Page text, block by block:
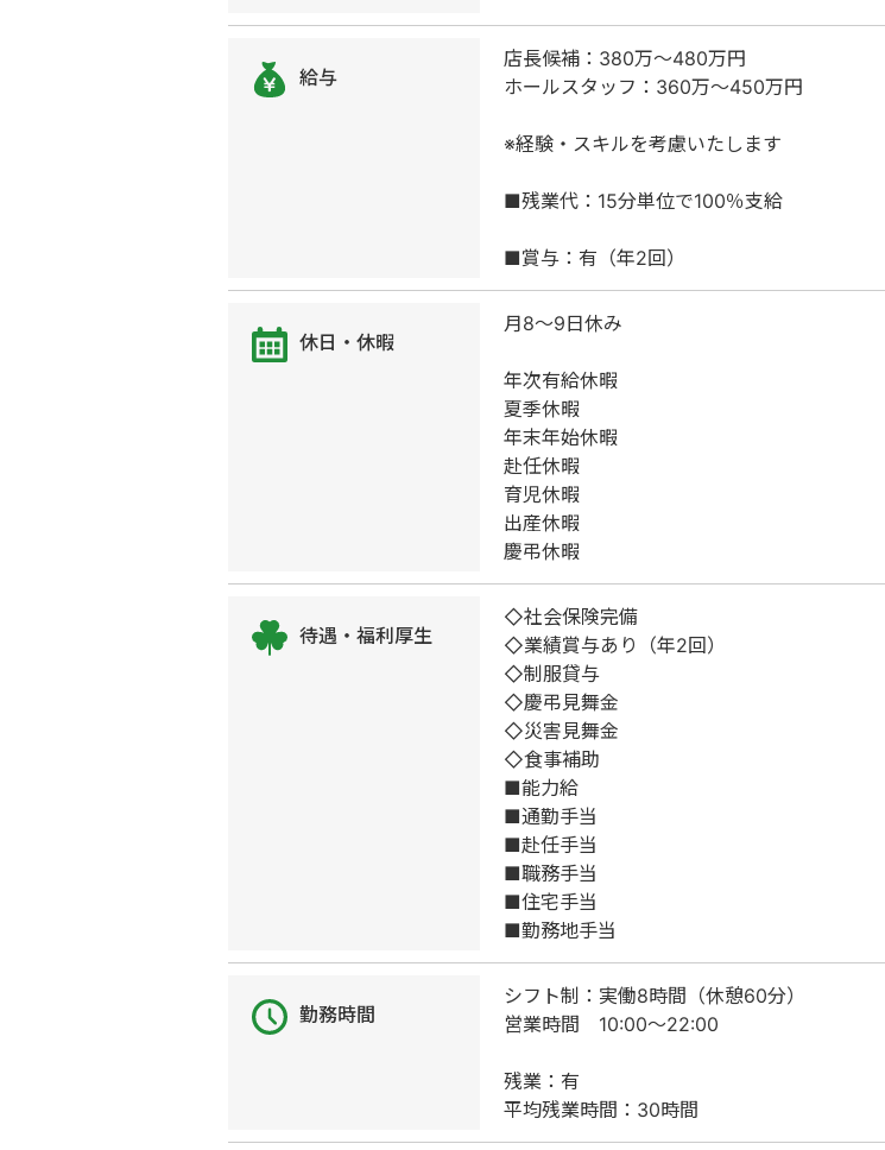
給与
店長候補：380万～480万円
ホールスタッフ：360万～450万円
※経験・スキルを考慮いたします
■残業代：15分単位で100％支給
■賞与：有（年2回）
休日・休暇
月8～9日休み
年次有給休暇
夏季休暇
年末年始休暇
赴任休暇
育児休暇
出産休暇
慶弔休暇
待遇・福利厚生
◇社会保険完備
◇業績賞与あり（年2回）
◇制服貸与
◇慶弔見舞金
◇災害見舞金
◇食事補助
■能力給
■通勤手当
■赴任手当
■職務手当
■住宅手当
■勤務地手当
勤務時間
シフト制：実働8時間（休憩60分）
営業時間 10:00～22:00
残業：有
平均残業時間：30時間